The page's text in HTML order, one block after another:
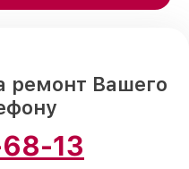
ремонт Вашего
13